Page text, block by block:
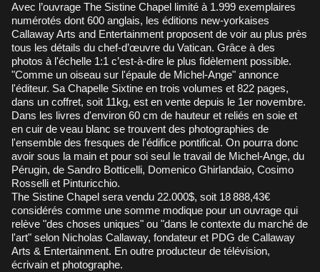
Avec l’ouvrage The Sistine Chapel limité à 1.999 exemplaires
numérotés dont 600 anglais, les éditions new-yorkaises
Callaway Arts and Entertainment proposent de voir au plus près
tous les détails du chef-d’œuvre du Vatican. Grâce à des
photos à l'échelle 1:1 c’est-à-dire le plus fidèlement possible.
"Comme un oiseau sur l'épaule de Michel-Ange" annonce
l'éditeur. Sa Chapelle Sixtine en trois volumes et 822 pages,
dans un coffret, soit 11kg, est en vente depuis le 1er novembre.
Dans les livres d'environ 60 cm de hauteur et reliés en soie et
en cuir de veau blanc se trouvent des photographies de
l'ensemble des fresques de l'édifice pontifical. On pourra donc
avoir sous la main et pour soi seul le travail de Michel-Ange, du
Pérugin, de Sandro Botticelli, Domenico Ghirlandaio, Cosimo
Rosselli et Pinturicchio.
The Sistine Chapel sera vendu 22.000$, soit 18 888,43€
considérés comme une somme modique pour un ouvrage qui
relève "des choses uniques" ou "dans le contexte du marché de
l'art" selon Nicholas Callaway, fondateur et PDG de Callaway
Arts & Entertainment. En outre producteur de télévision,
écrivain et photographe.